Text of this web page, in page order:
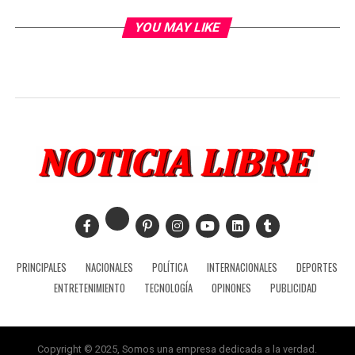
YOU MAY LIKE
PRINCIPALES NACIONALES POLÍTICA INTERNACIONALES
DEPORTES
ENTRETENIMIENTO
TECNOLOGÍA OPINONES PUBLICIDAD
Copyright © 2025, Somos una empresa dedicada a la verdad.